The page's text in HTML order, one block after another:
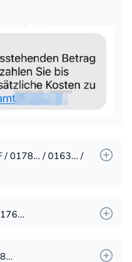
/ 0178... / 0163... /
von 254,33
aufgrund der